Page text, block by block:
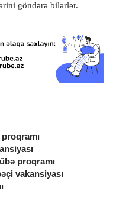
göndərə bilərlər.
proqramı
vakansiyası